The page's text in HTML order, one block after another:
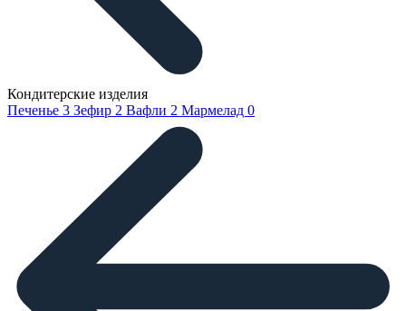
Кондитерские изделия
Печенье 3 Зефир 2 Вафли 2 Мармелад 0